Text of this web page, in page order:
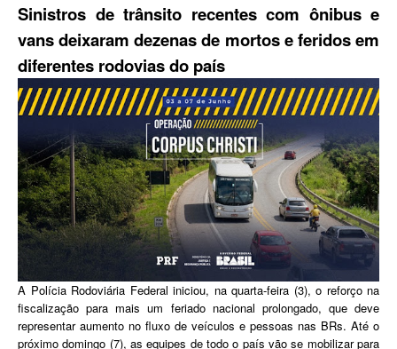
Sinistros de trânsito recentes com ônibus e
vans deixaram dezenas de mortos e feridos em
diferentes rodovias do país
A Polícia Rodoviária Federal iniciou, na quarta-feira (3), o reforço na
fiscalização para mais um feriado nacional prolongado, que deve
representar aumento no fluxo de veículos e pessoas nas BRs. Até o
próximo domingo (7), as equipes de todo o país vão se mobilizar para